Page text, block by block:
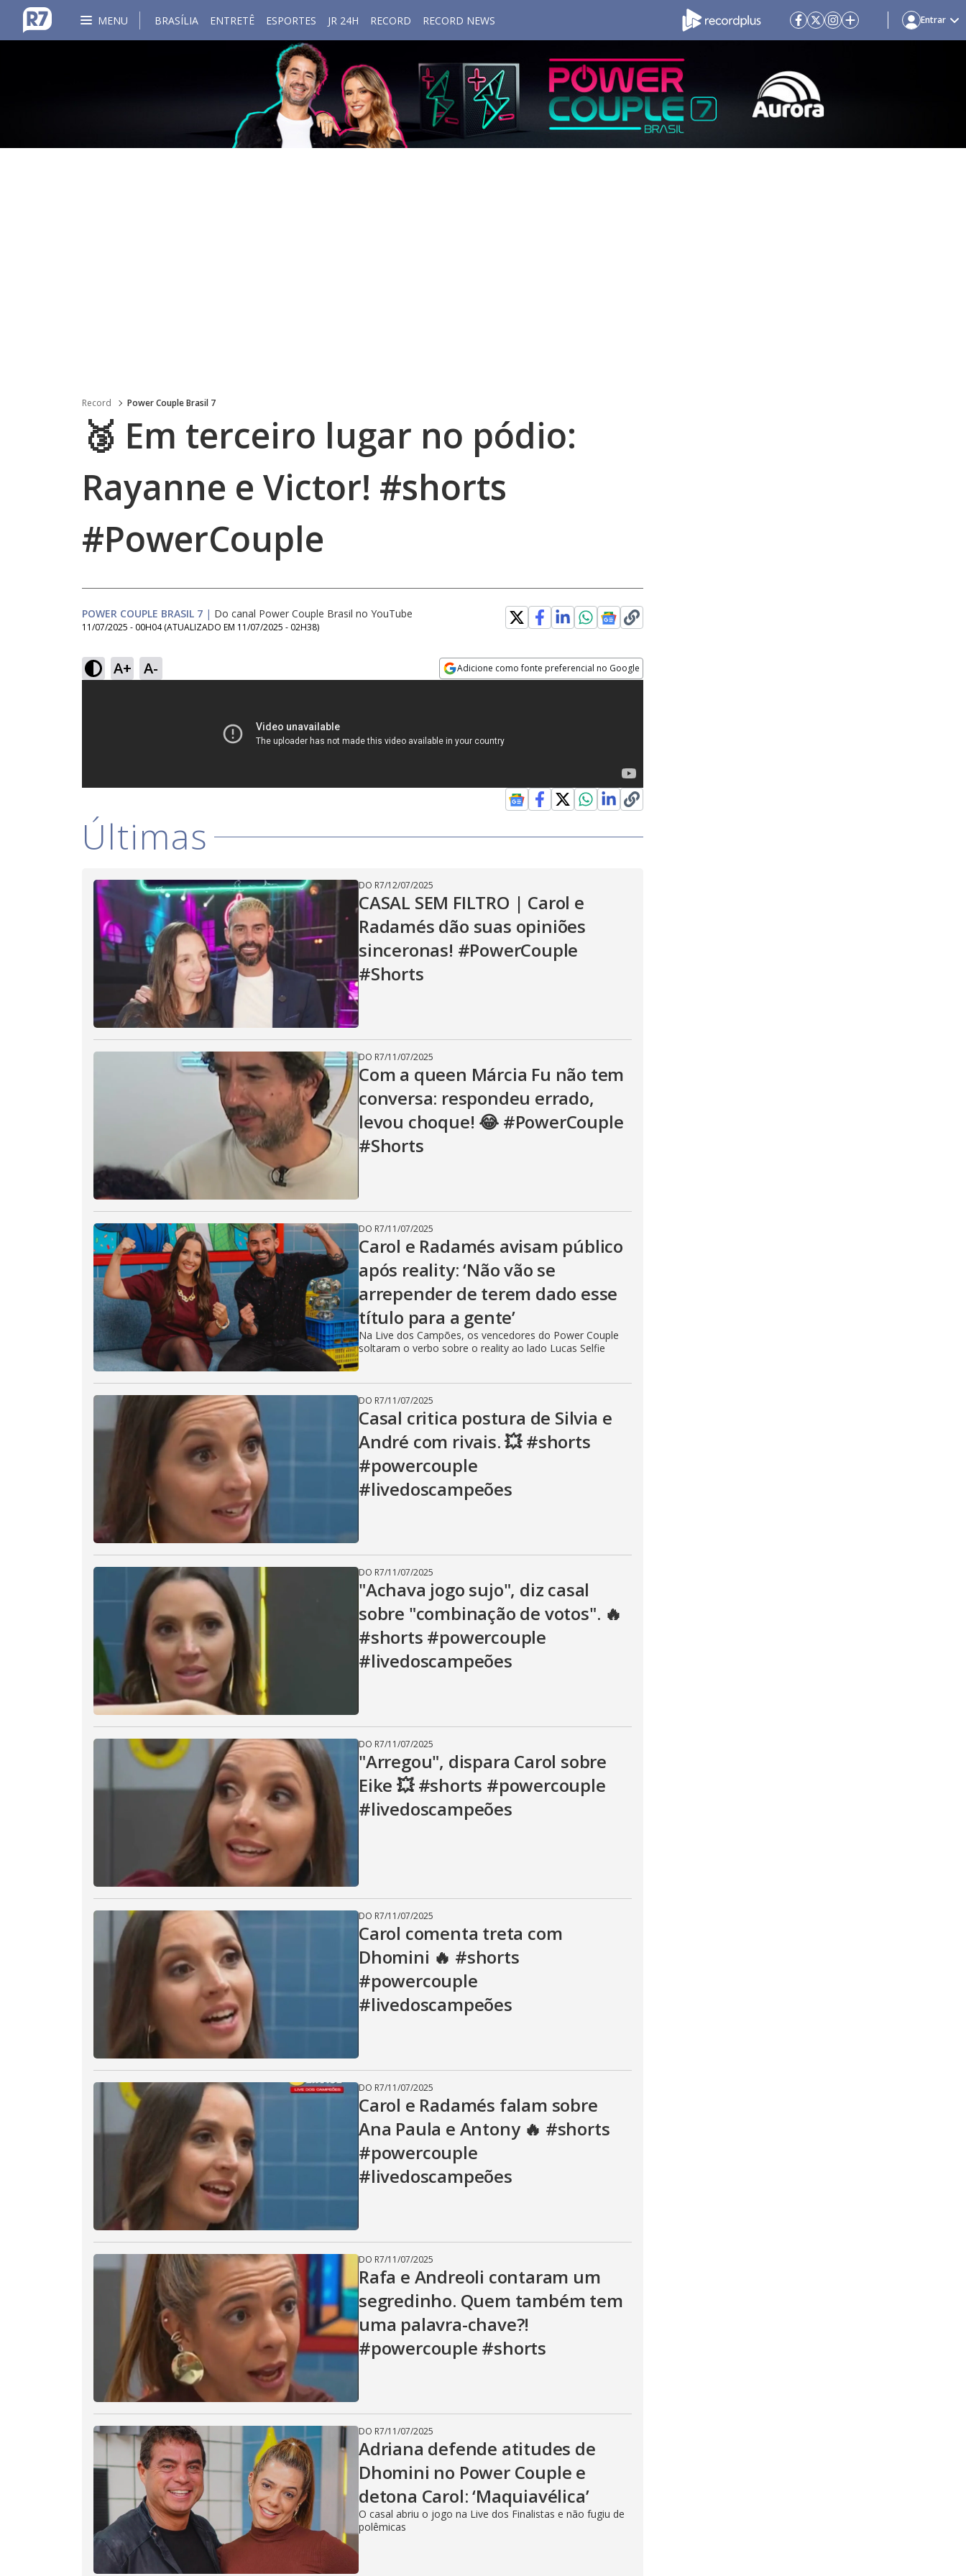
MENU BRASÍLIA ENTRETÊ ESPORTES JR 24H RECORD RECORD NEWS Entrar
Record Power Couple Brasil 7
🥉 Em terceiro lugar no pódio:
Rayanne e Victor! #shorts
#PowerCouple
POWER COUPLE BRASIL 7 | Do canal Power Couple Brasil no YouTube
11/07/2025 - 00H04 (ATUALIZADO EM 11/07/2025 - 02H38)
A+ A- Adicione como fonte preferencial no Google
Últimas
DO R7/12/07/2025
CASAL SEM FILTRO | Carol e
Radamés dão suas opiniões
sinceronas! #PowerCouple
#Shorts
DO R7/11/07/2025
Com a queen Márcia Fu não tem
conversa: respondeu errado,
levou choque! 😂 #PowerCouple
#Shorts
DO R7/11/07/2025
Carol e Radamés avisam público
após reality: ‘Não vão se
arrepender de terem dado esse
título para a gente’
Na Live dos Campões, os vencedores do Power Couple
soltaram o verbo sobre o reality ao lado Lucas Selfie
DO R7/11/07/2025
Casal critica postura de Silvia e
André com rivais. 💥 #shorts
#powercouple
#livedoscampeões
DO R7/11/07/2025
"Achava jogo sujo", diz casal
sobre "combinação de votos". 🔥
#shorts #powercouple
#livedoscampeões
DO R7/11/07/2025
"Arregou", dispara Carol sobre
Eike 💥 #shorts #powercouple
#livedoscampeões
DO R7/11/07/2025
Carol comenta treta com
Dhomini 🔥 #shorts
#powercouple
#livedoscampeões
DO R7/11/07/2025
Carol e Radamés falam sobre
Ana Paula e Antony 🔥 #shorts
#powercouple
#livedoscampeões
DO R7/11/07/2025
Rafa e Andreoli contaram um
segredinho. Quem também tem
uma palavra-chave?!
#powercouple #shorts
DO R7/11/07/2025
Adriana defende atitudes de
Dhomini no Power Couple e
detona Carol: ‘Maquiavélica’
O casal abriu o jogo na Live dos Finalistas e não fugiu de
polêmicas